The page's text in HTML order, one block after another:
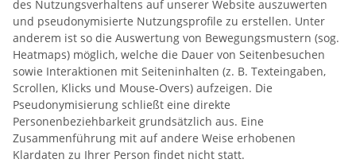
des Nutzungsverhaltens auf unserer Website auszuwerten
und pseudonymisierte Nutzungsprofile zu erstellen. Unter
anderem ist so die Auswertung von Bewegungsmustern (sog.
Heatmaps) möglich, welche die Dauer von Seitenbesuchen
sowie Interaktionen mit Seiteninhalten (z. B. Texteingaben,
Scrollen, Klicks und Mouse-Overs) aufzeigen. Die
Pseudonymisierung schließt eine direkte
Personenbeziehbarkeit grundsätzlich aus. Eine
Zusammenführung mit auf andere Weise erhobenen
Klardaten zu Ihrer Person findet nicht statt.